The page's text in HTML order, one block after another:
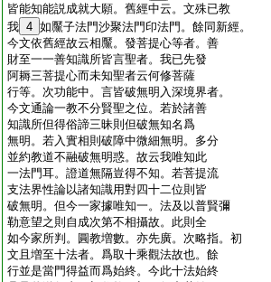
皆能知能説成就大願。舊經中云。文殊已教
我 4 如黶子法門沙聚法門印法門。餘同新經。
今文依舊經故云相黶。發菩提心等者。善
財至一一善知識所皆言聖者。我已先發
阿耨三菩提心而未知聖者云何修菩薩
行等。次功能中。言皆破無明入深境界者。
今文通論一教不分賢聖之位。若於諸善
知識所但得俗諦三昧則但破無知名爲
無明。若入實相則破障中微細無明。多分
並約教道不融破無明惑。故云我唯知此
一法門耳。證道無隔豈得不知。若菩提流
支法界性論以諸知識用對四十二位則皆
破無明。但今一家據唯知一。法及以普賢彌
勒意望之則自成次第不相攝故。此則全
如今家所判。圓教増數。亦先廣。次略指。初
文且増至十法者。爲取十乘觀法故也。餘
行並是當門得益而爲始終。今此十法始終